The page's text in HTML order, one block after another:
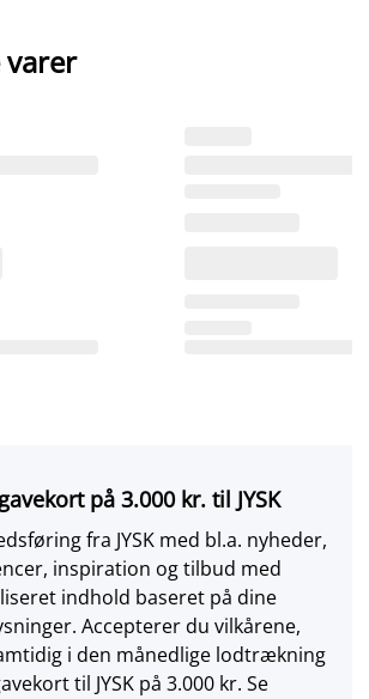
varer
på 3.000 kr. til JYSK
fra JYSK med bl.a. nyheder,
inspiration og tilbud med
indhold baseret på dine
Accepterer du vilkårene,
i den månedlige lodtrækning
til JYSK på 3.000 kr. Se